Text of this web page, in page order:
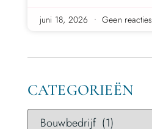
CATEGORIEËN
juni 18, 2026 Geen reacties